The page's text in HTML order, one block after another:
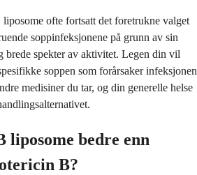
ofte fortsatt det foretrukne valget
soppinfeksjonene på grunn av sin
brede spekter av aktivitet. Legen din vil
soppen som forårsaker infeksjonen
medisiner du tar, og din generelle helse
bedre enn
B?